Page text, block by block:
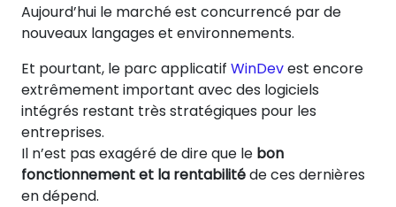
Aujourd’hui le marché est concurrencé par de
nouveaux langages et environnements.
Et pourtant, le parc applicatif WinDevest encore
extrêmement important avec des logiciels
intégrés restant très stratégiques pour les
entreprises.
Il n’est pas exagéré de dire que le bon
fonctionnement et la rentabilitéde ces dernières
en dépend.